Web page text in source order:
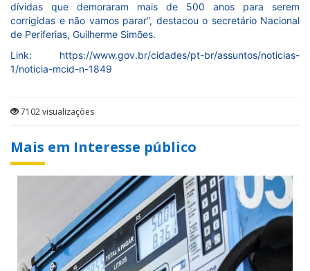
dívidas que demoraram mais de 500 anos para serem
corrigidas e não vamos parar”, destacou o secretário Nacional
de Periferias, Guilherme Simões.
Link: https://www.gov.br/cidades/pt-br/assuntos/noticias-
1/noticia-mcid-n-1849
7102 visualizações
Mais em Interesse público